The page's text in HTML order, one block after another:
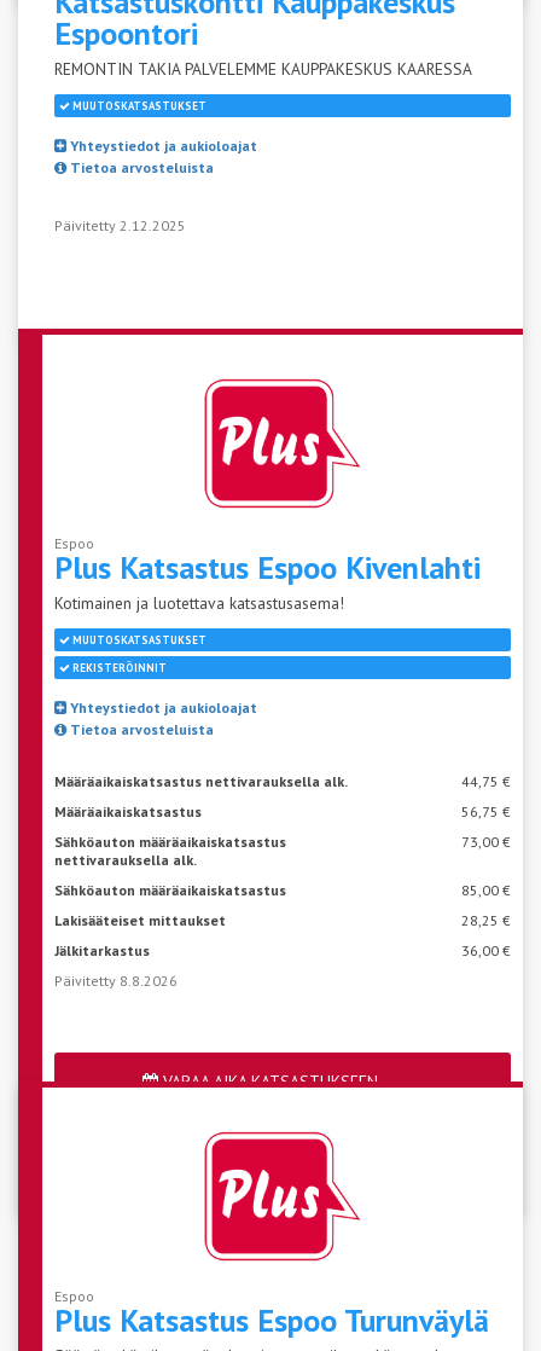
Espoontori
REMONTIN TAKIA PALVELEMME KAUPPAKESKUS KAARESSA
MUUTOSKATSASTUKSET
Yhteystiedot ja aukioloajat
Tietoa arvosteluista
Päivitetty 2.12.2025
Espoo
Plus Katsastus Espoo Kivenlahti
Kotimainen ja luotettava katsastusasema!
MUUTOSKATSASTUKSET
REKISTERÖINNIT
Yhteystiedot ja aukioloajat
Tietoa arvosteluista
Määräaikaiskatsastus nettivarauksella alk.
44,75 €
Määräaikaiskatsastus
56,75 €
Sähköauton määräaikaiskatsastus
nettivarauksella alk.
73,00 €
Sähköauton määräaikaiskatsastus
85,00 €
Lakisääteiset mittaukset
28,25 €
Jälkitarkastus
36,00 €
Päivitetty 8.8.2026
VARAA AIKA KATSASTUKSEEN
Katso aseman vapaat ajat
Espoo
Plus Katsastus Espoo Turunväylä